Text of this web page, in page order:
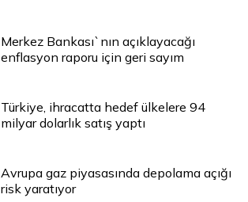
Merkez Bankası`nın açıklayacağı
enflasyon raporu için geri sayım
Türkiye, ihracatta hedef ülkelere 94
milyar dolarlık satış yaptı
Avrupa gaz piyasasında depolama açığı
risk yaratıyor